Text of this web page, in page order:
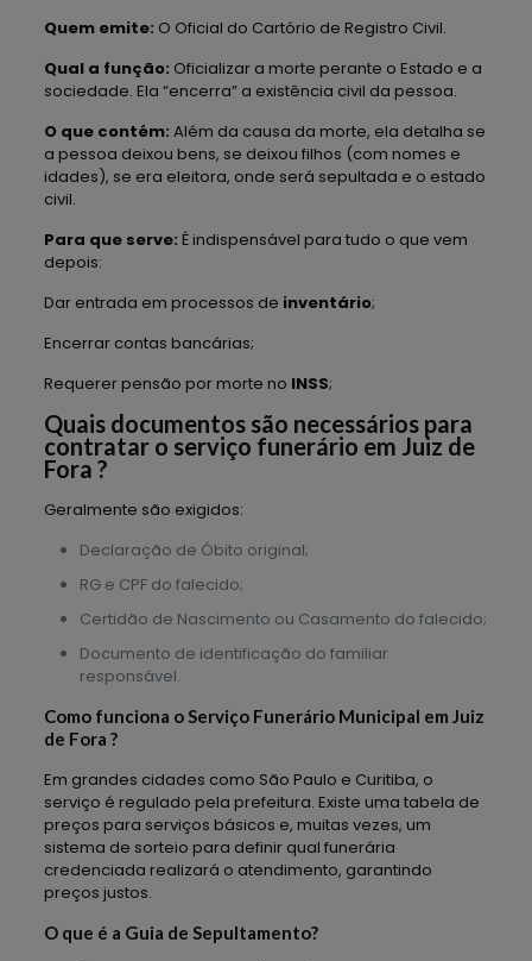
Quem emite: O Oficial do Cartório de Registro Civil.
Qual a função: Oficializar a morte perante o Estado e a
sociedade. Ela “encerra” a existência civil da pessoa.
O que contém: Além da causa da morte, ela detalha se
a pessoa deixou bens, se deixou filhos (com nomes e
idades), se era eleitora, onde será sepultada e o estado
civil.
Para que serve: É indispensável para tudo o que vem
depois:
Dar entrada em processos de inventário;
Encerrar contas bancárias;
Requerer pensão por morte no INSS;
Quais documentos são necessários para
contratar o serviço funerário em Juiz de
Fora ?
Geralmente são exigidos:
Declaração de Óbito original;
RG e CPF do falecido;
Certidão de Nascimento ou Casamento do falecido;
Documento de identificação do familiar
responsável.
Como funciona o Serviço Funerário Municipal em Juiz
de Fora ?
Em grandes cidades como São Paulo e Curitiba, o
serviço é regulado pela prefeitura. Existe uma tabela de
preços para serviços básicos e, muitas vezes, um
sistema de sorteio para definir qual funerária
credenciada realizará o atendimento, garantindo
preços justos.
O que é a Guia de Sepultamento?